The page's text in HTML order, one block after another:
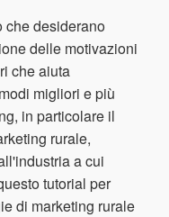
che desiderano
delle motivazioni
che aiuta
migliori e più
in particolare il
rurale,
a cui
tutorial per
di marketing rurale